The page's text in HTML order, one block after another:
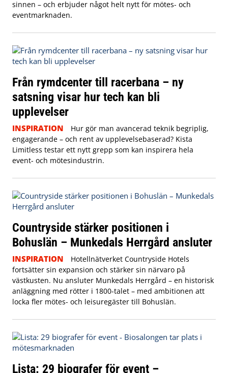
sinnen – och erbjuder något helt nytt för mötes- och
eventmarknaden.
Från rymdcenter till racerbana – ny
satsning visar hur tech kan bli
upplevelser
INSPIRATION
Hur gör man avancerad teknik begriplig,
engagerande – och rent av upplevelsebaserad? Kista
Limitless testar ett nytt grepp som kan inspirera hela
event- och mötesindustrin.
Countryside stärker positionen i
Bohuslän – Munkedals Herrgård ansluter
INSPIRATION
Hotellnätverket Countryside Hotels
fortsätter sin expansion och stärker sin närvaro på
västkusten. Nu ansluter Munkedals Herrgård – en historisk
anläggning med rötter i 1800-talet – med ambitionen att
locka fler mötes- och leisuregäster till Bohuslän.
Lista: 29 biografer för event –